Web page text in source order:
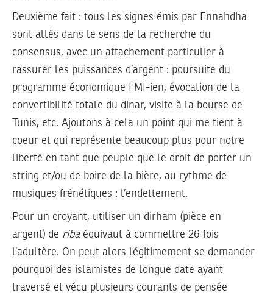
Deuxième fait : tous les signes émis par Ennahdha
sont allés dans le sens de la recherche du
consensus, avec un attachement particulier à
rassurer les puissances d’argent : poursuite du
programme économique FMI-ien, évocation de la
convertibilité totale du dinar, visite à la bourse de
Tunis, etc. Ajoutons à cela un point qui me tient à
coeur et qui représente beaucoup plus pour notre
liberté en tant que peuple que le droit de porter un
string et/ou de boire de la bière, au rythme de
musiques frénétiques : l’endettement.
Pour un croyant, utiliser un dirham (pièce en
argent) de riba équivaut à commettre 26 fois
l’adultère. On peut alors légitimement se demander
pourquoi des islamistes de longue date ayant
traversé et vécu plusieurs courants de pensée